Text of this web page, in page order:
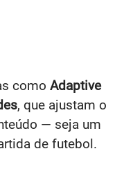
como Adaptive
, que ajustam o
— seja um
de futebol.